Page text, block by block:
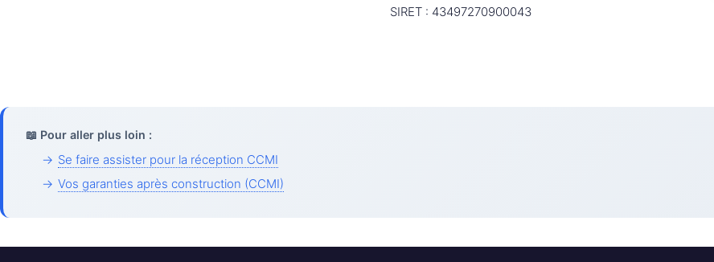
SIRET : 43497270900043
📖 Pour aller plus loin :
→ Se faire assister pour la réception CCMI
→ Vos garanties après construction (CCMI)